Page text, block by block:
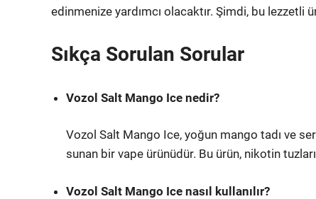
edinmenize yardımcı olacaktır. Şimdi, bu lezzetli
Sıkça Sorulan Sorular
Vozol Salt Mango Ice nedir?
Vozol Salt Mango Ice, yoğun mango tadı ve
sunan bir vape ürünüdür. Bu ürün, nikotin
Vozol Salt Mango Ice nasıl kullanılır?